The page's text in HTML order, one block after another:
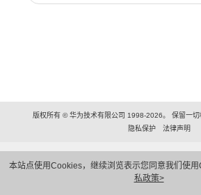
本站点使用Cookies，继续浏览表示您同意我们使用
私政策>
版权所有 © 华为技术有限公司 1998-2026。 保留一
隐私保护
法律声明